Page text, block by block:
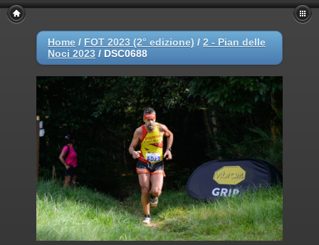
Home / FOT 2023 (2° edizione) / 2 - Pian delle
Noci 2023 / DSC0688